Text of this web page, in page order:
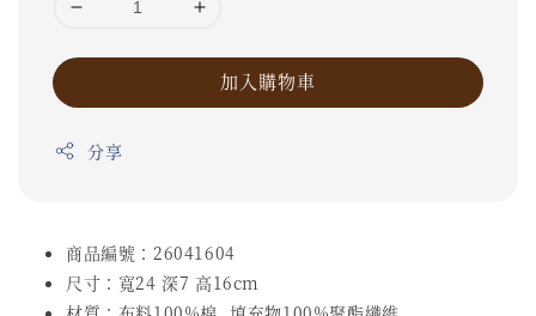
加入購物車
分享
商品編號：26041604
尺寸：寬24 深7 高16cm